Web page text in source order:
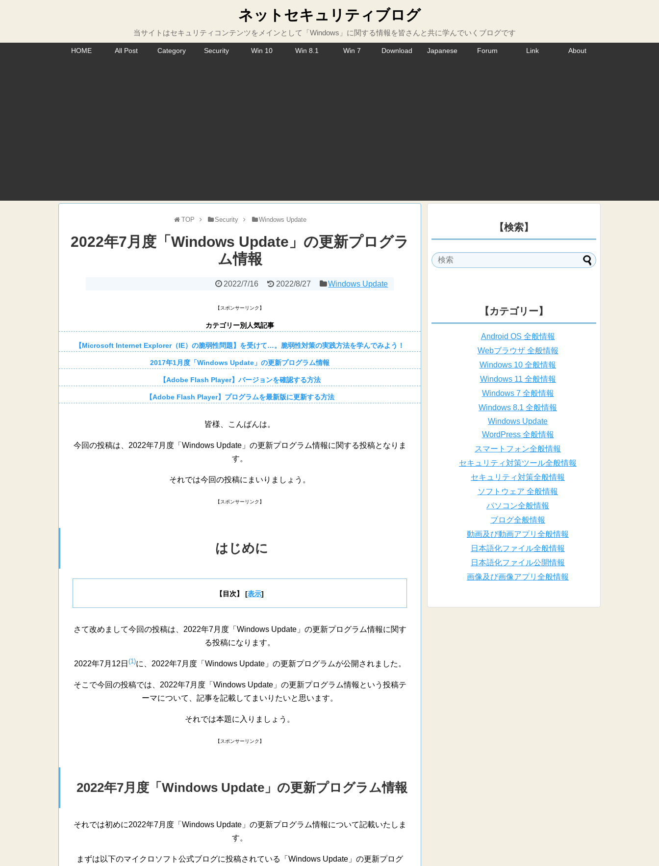
ネットセキュリティブログ
当サイトはセキュリティコンテンツをメインとして「Windows」に関する情報を皆さんと共に学んでいくブログです
HOME All Post Category Security Win 10 Win 8.1 Win 7 Download Japanese Forum Link About
TOP Security Windows Update
2022年7月度「Windows Update」の更新プログラ
ム情報
2022/7/16 2022/8/27 Windows Update
【スポンサーリンク】
カテゴリー別人気記事
【Microsoft Internet Explorer（IE）の脆弱性問題】を受けて…。脆弱性対策の実践方法を学んでみよう！
2017年1月度「Windows Update」の更新プログラム情報
【Adobe Flash Player】バージョンを確認する方法
【Adobe Flash Player】プログラムを最新版に更新する方法
皆様、こんばんは。
今回の投稿は、2022年7月度「Windows Update」の更新プログラム情報に関する投稿となりま
す。
それでは今回の投稿にまいりましょう。
【スポンサーリンク】
はじめに
【目次】 [表示]
さて改めまして今回の投稿は、2022年7月度「Windows Update」の更新プログラム情報に関す
る投稿になります。
2022年7月12日 (1)に、2022年7月度「Windows Update」の更新プログラムが公開されました。
そこで今回の投稿では、2022年7月度「Windows Update」の更新プログラム情報という投稿テ
ーマについて、記事を記載してまいりたいと思います。
それでは本題に入りましょう。
【スポンサーリンク】
2022年7月度「Windows Update」の更新プログラム情報
それでは初めに2022年7月度「Windows Update」の更新プログラム情報について記載いたしま
す。
まずは以下のマイクロソフト公式ブログに投稿されている「Windows Update」の更新プログ
【検索】
【カテゴリー】
Android OS 全般情報
Webブラウザ 全般情報
Windows 10 全般情報
Windows 11 全般情報
Windows 7 全般情報
Windows 8.1 全般情報
Windows Update
WordPress 全般情報
スマートフォン全般情報
セキュリティ対策ツール全般情報
セキュリティ対策全般情報
ソフトウェア 全般情報
パソコン全般情報
ブログ全般情報
動画及び動画アプリ全般情報
日本語化ファイル全般情報
日本語化ファイル公開情報
画像及び画像アプリ全般情報